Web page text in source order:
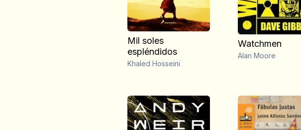
Mil soles
espléndidos
Khaled Hosseini
Watchmen
Alan Moore